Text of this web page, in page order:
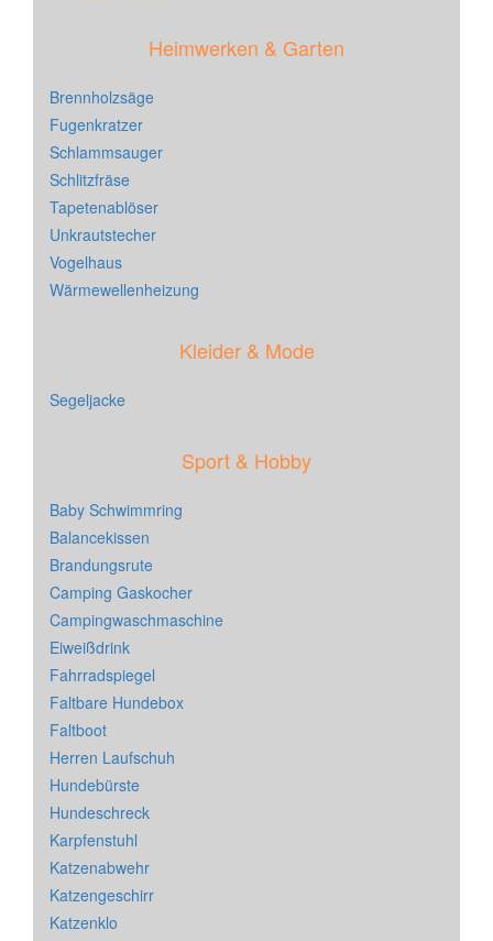
Heimwerken & Garten
Brennholzsäge
Fugenkratzer
Schlammsauger
Schlitzfräse
Tapetenablöser
Unkrautstecher
Vogelhaus
Wärmewellenheizung
Kleider & Mode
Segeljacke
Sport & Hobby
Baby Schwimmring
Balancekissen
Brandungsrute
Camping Gaskocher
Campingwaschmaschine
Eiweißdrink
Fahrradspiegel
Faltbare Hundebox
Faltboot
Herren Laufschuh
Hundebürste
Hundeschreck
Karpfenstuhl
Katzenabwehr
Katzengeschirr
Katzenklo